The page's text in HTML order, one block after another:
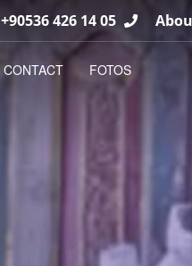
+90536 426 14 05
CONTACT FOTOS